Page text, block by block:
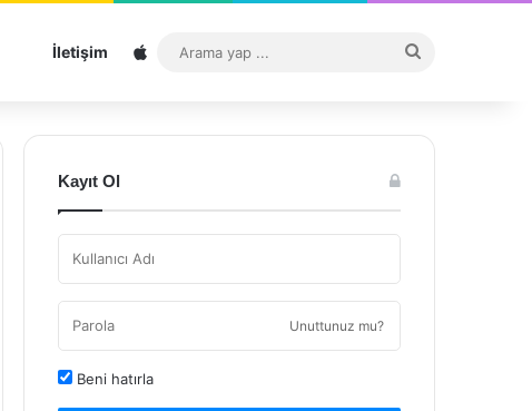
İletişim Sitemap
...
Kayıt Ol
Unuttunuz mu?
Beni hatırla